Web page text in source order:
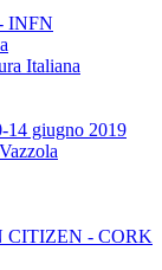
INFN
Italiana
14 giugno 2019
CITIZEN - CORK